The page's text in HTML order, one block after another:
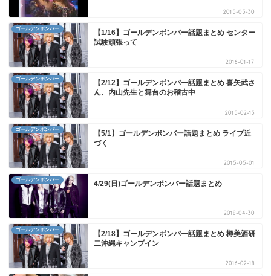
2015-05-30
ゴールデンボンバー
【1/16】ゴールデンボンバー話題まとめ センター
試験頑張って
2016-01-17
ゴールデンボンバー
【2/12】ゴールデンボンバー話題まとめ 喜矢武さ
ん、内山先生と舞台のお稽古中
2015-02-13
ゴールデンボンバー
【5/1】ゴールデンボンバー話題まとめ ライブ近
づく
2015-05-01
ゴールデンボンバー 4/29(日)ゴールデンボンバー話題まとめ
2018-04-30
ゴールデンボンバー
【2/18】ゴールデンボンバー話題まとめ 樽美酒研
二沖縄キャンプイン
2016-02-18